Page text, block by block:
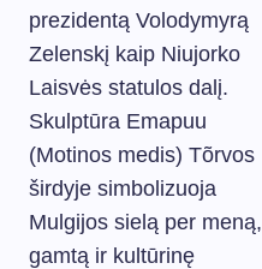
prezidentą Volodymyrą
Zelenskį kaip Niujorko
Laisvės statulos dalį.
Skulptūra Emapuu
(Motinos medis) Tõrvos
širdyje simbolizuoja
Mulgijos sielą per meną,
gamtą ir kultūrinę